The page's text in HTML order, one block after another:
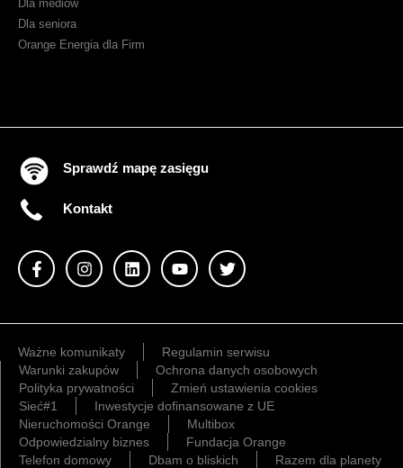
Dla mediów
Dla seniora
Orange Energia dla Firm
Sprawdź mapę zasięgu
Kontakt
Ważne komunikaty
Regulamin serwisu
Warunki zakupów
Ochrona danych osobowych
Polityka prywatności
Zmień ustawienia cookies
Sieć#1
Inwestycje dofinansowane z UE
Nieruchomości Orange
Multibox
Odpowiedzialny biznes
Fundacja Orange
Telefon domowy
Dbam o bliskich Razem dla planety